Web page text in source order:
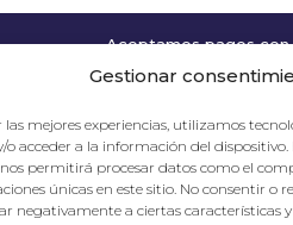
Gestionar
las mejores experiencias, utilizamos
o acceder a la información del
permitirá procesar datos como el
únicas en este sitio. No consentir o
negativamente a ciertas características
Aceptamos pagos